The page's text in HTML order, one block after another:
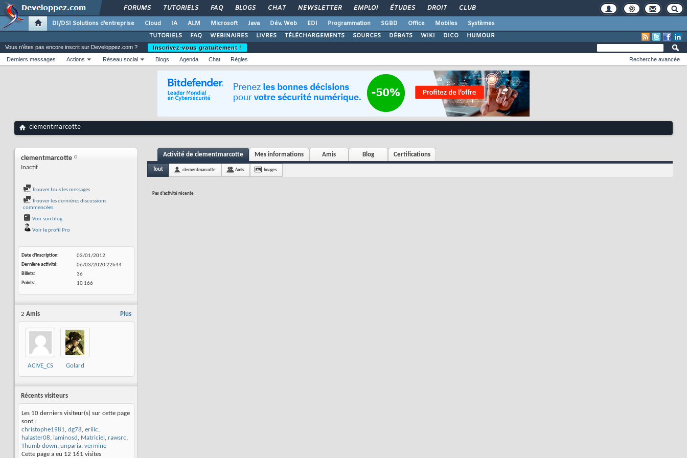
FORUMS TUTORIELS FAQ BLOGS CHAT NEWSLETTER EMPLOI ÉTUDES DROIT CLUB
DI/DSI Solutions d'entreprise Cloud IA ALM Microsoft Java Dév. Web EDI Programmation SGBD Office Mobiles
Systèmes
TUTORIELS
FAQ WEBINAIRES LIVRES TÉLÉCHARGEMENTS SOURCES DÉBATS WIKI DICO HUMOUR
Vous n'êtes pas encore inscrit sur Developpez.com ?
Inscrivez-vous gratuitement !
Derniers messages
Actions Réseau social Blogs Agenda Chat Règles Recherche avancée
clementmarcotte
clementmarcotte
Inactif
Trouver tous les messages
Trouver les dernières discussions
commencées
Voir son blog
Voir le profil Pro
Date d'inscription
03/01/2012
Dernière activité
06/03/202022h44
Billets
36
Points
10 166
Plus
2 Amis
ACIVE_CS Golard
Récents visiteurs
Les 10 derniers visiteur(s) sur cette page
sont :
christophe1981, dg78, eriiic,
halaster08, laminosd , Matriciel , rawsrc,
Thumb down, unparia, vermine
Cette page a eu 12 161 visites
Activité de clementmarcotte Mes informations Amis Blog Certifications
Tout clementmarcotte Amis Images
Pas d'activité récente